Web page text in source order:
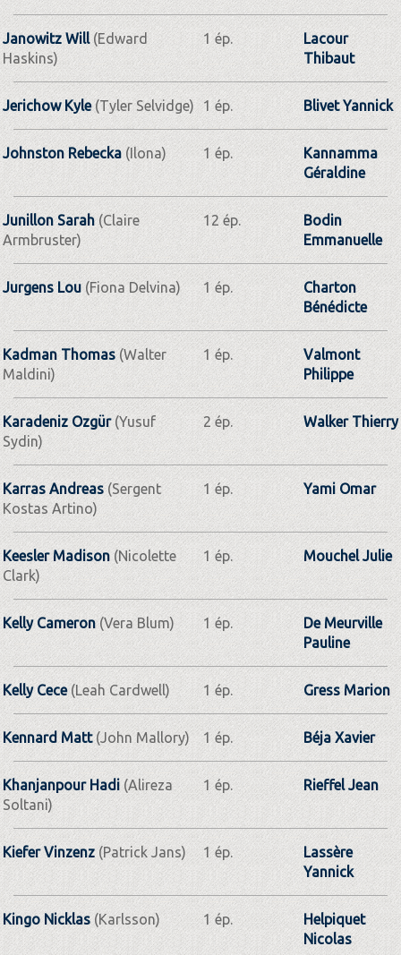
Janowitz Will (Edward
Haskins)
1 ép.
Lacour
Thibaut
Jerichow Kyle(Tyler Selvidge) 1 ép. Blivet Yannick
Johnston Rebecka (Ilona) 1 ép.
Kannamma
Géraldine
Junillon Sarah(Claire
Armbruster)
12 ép.
Bodin
Emmanuelle
Jurgens Lou (Fiona Delvina) 1 ép.
Charton
Bénédicte
Kadman Thomas(Walter
Maldini)
1 ép.
Valmont
Philippe
Karadeniz Ozgür(Yusuf
Sydin)
2 ép. Walker Thierry
Karras Andreas(Sergent
Kostas Artino)
1 ép. Yami Omar
Keesler Madison (Nicolette
Clark)
1 ép. Mouchel Julie
Kelly Cameron(Vera Blum) 1 ép.
De Meurville
Pauline
Kelly Cece(Leah Cardwell) 1 ép. Gress Marion
Kennard Matt(John Mallory) 1 ép. Béja Xavier
Khanjanpour Hadi (Alireza
Soltani)
1 ép. Rieffel Jean
Kiefer Vinzenz (Patrick Jans) 1 ép.
Lassère
Yannick
Kingo Nicklas(Karlsson) 1 ép.
Helpiquet
Nicolas